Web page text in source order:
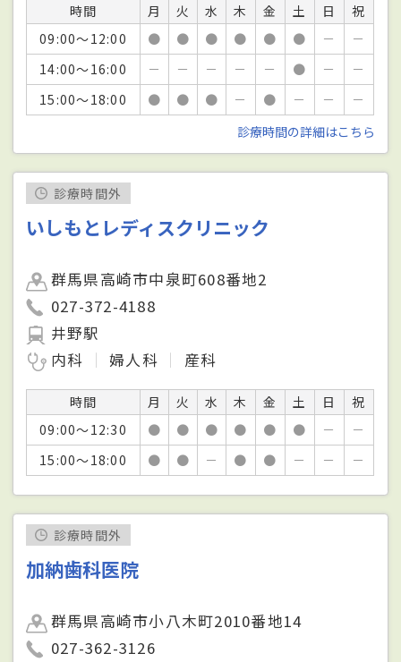
時間 月 火 水 木 金 土 日
祝
09:00～12:00
● ● ● ● ● ● －
－
14:00～16:00
－ － － － － ● －
－
15:00～18:00
● ● ● － ● － －
－
診療時間の詳細はこちら
診療時間外
いしもとレディスクリニック
群馬県高崎市中泉町608番地2
027-372-4188
井野駅
内科
婦人科 産科
時間 月 火 水 木 金 土 日
祝
09:00～12:30
● ● ● ● ● ● －
－
15:00～18:00
● ● － ● ● － － －
診療時間外
加納歯科医院
群馬県高崎市小八木町2010番地14
027-362-3126